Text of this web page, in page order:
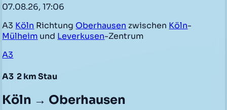
07.08.26, 17:06
A3 Köln Richtung Oberhausen zwischen Köln-
Mülheim und Leverkusen-Zentrum
A3
A3 2 km Stau
Köln → Oberhausen